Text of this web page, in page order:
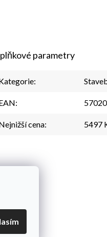
parametry
:
:
cena: 5497